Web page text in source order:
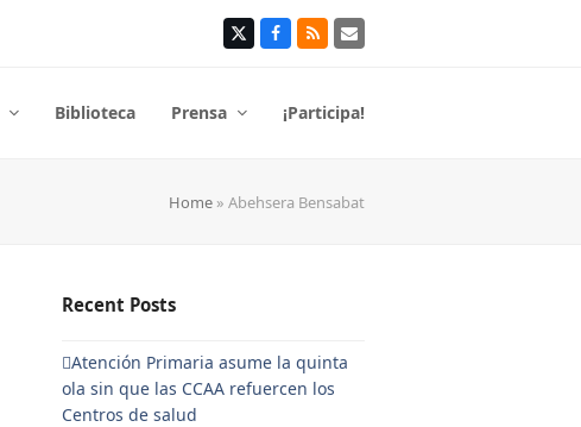
TwitterFacebook
RSS Correo
Biblioteca Prensa ¡Participa!
Home » Abehsera Bensabat
Recent Posts
Atención Primaria asume la quinta
ola sin que las CCAA refuercen los
Centros de salud